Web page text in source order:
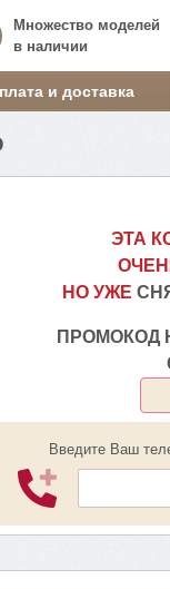
Множество моделей
в наличии
и доставка
ЭТА
НО УЖЕ
ПРОМОКОД
Введите Ваш